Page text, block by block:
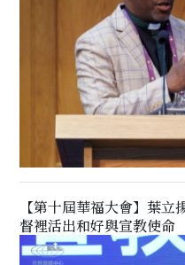
【第十屆華福大會】葉
督裡活出和好與宣教使命